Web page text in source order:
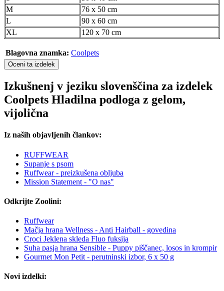
M
76 x 50 cm
L
90 x 60 cm
XL
120 x 70 cm
Blagovna znamka: Coolpets
Oceni ta izdelek
Izkušnenj v jeziku slovenščina za izdelek
Coolpets Hladilna podloga z gelom,
vijolična
Iz naših objavljenih člankov:
RUFFWEAR
Supanje s psom
Ruffwear - preizkušena obljuba
Mission Statement - "O nas"
Odkrijte Zoolini:
Ruffwear
Mačja hrana Wellness - Anti Hairball - govedina
Croci Jeklena skleda Fluo fuksija
Suha pasja hrana Sensible - Puppy piščanec, losos in krompir
Gourmet Mon Petit - perutninski izbor, 6 x 50 g
Novi izdelki: